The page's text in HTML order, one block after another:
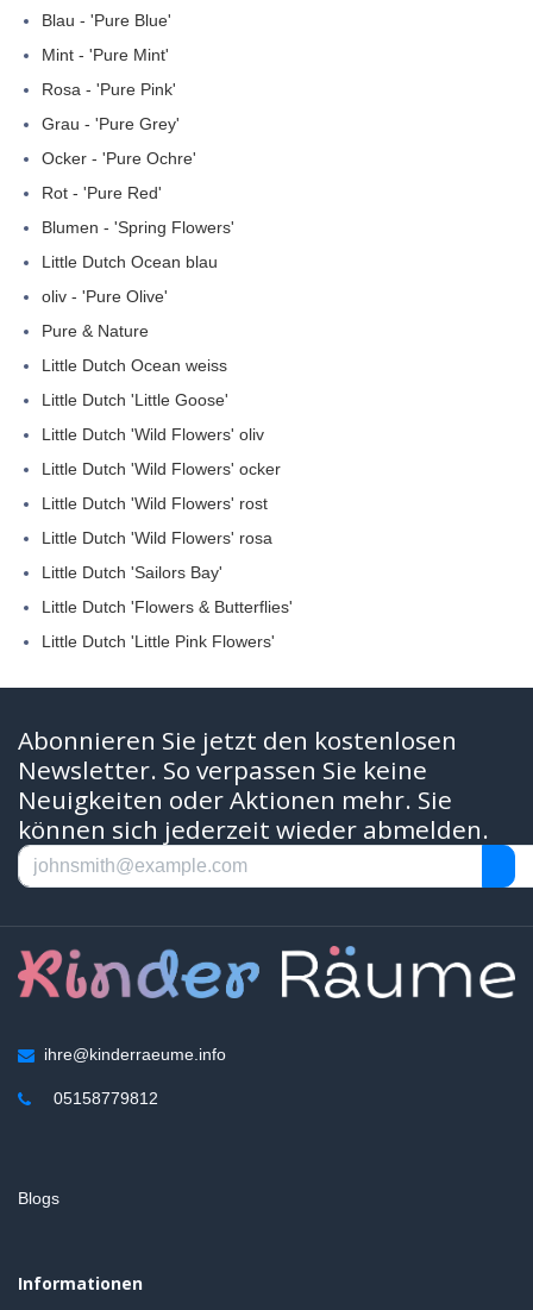
Blau - 'Pure Blue'
Mint - 'Pure Mint'
Rosa - 'Pure Pink'
Grau - 'Pure Grey'
Ocker - 'Pure Ochre'
Rot - 'Pure Red'
Blumen - 'Spring Flowers'
Little Dutch Ocean blau
oliv - 'Pure Olive'
Pure & Nature
Little Dutch Ocean weiss
Little Dutch 'Little Goose'
Little Dutch 'Wild Flowers' oliv
Little Dutch 'Wild Flowers' ocker
Little Dutch 'Wild Flowers' rost
Little Dutch 'Wild Flowers' rosa
Little Dutch 'Sailors Bay'
Little Dutch 'Flowers & Butterflies'
Little Dutch 'Little Pink Flowers'
Abonnieren Sie jetzt den kostenlosen
Newsletter. So verpassen Sie keine
Neuigkeiten oder Aktionen mehr. Sie
können sich jederzeit wieder abmelden.
ihre@kinderraeume.info
05158779812
Blogs
Informationen